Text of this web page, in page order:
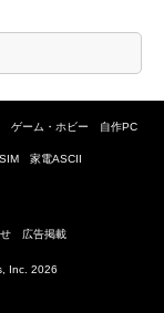
ゲーム・ホビー 自作PC
家電ASCII
広告掲載
Inc. 2026